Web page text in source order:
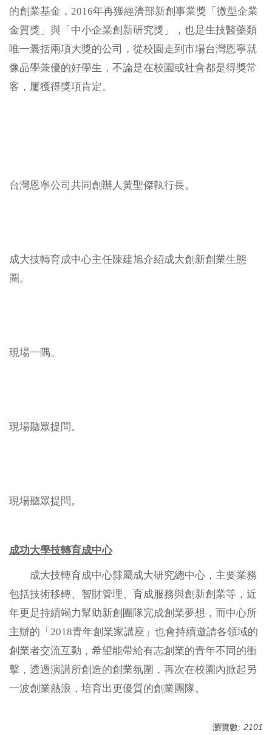
的創業基金，2016年再獲經濟部新創事業獎「微型企業
金質獎」與「中小企業創新研究獎」，也是生技醫藥類
唯一囊括兩項大獎的公司，從校園走到市場台灣恩寧就
像品學兼優的好學生，不論是在校園或社會都是得獎常
客，屢獲得獎項肯定。
台灣恩寧公司共同創辦人黃聖傑執行長。
成大技轉育成中心主任陳建旭介紹成大創新創業生態
圈。
現場一隅。
現場聽眾提問。
現場聽眾提問。
成功大學技轉育成中心
成大技轉育成中心隸屬成大研究總中心，主要業務
包括技術移轉、智財管理、育成服務與創新創業等，近
年更是持續竭力幫助新創團隊完成創業夢想，而中心所
主辦的「2018青年創業家講座」也會持續邀請各領域的
創業者交流互動，希望能帶給有志創業的青年不同的衝
擊，透過演講所創造的創業氛圍，再次在校園內掀起另
一波創業熱浪，培育出更優質的創業團隊。
瀏覽數: 2101